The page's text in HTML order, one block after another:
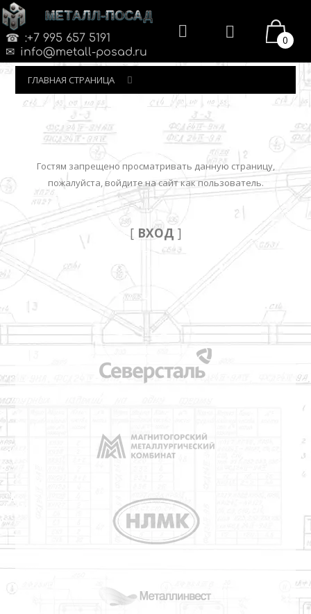
МЕТАЛЛ-ПОСАД
:+7 995 657 5191
info@metall-posad.ru
0
ГЛАВНАЯ СТРАНИЦА
Гостям запрещено просматривать данную страницу,
пожалуйста, войдите на сайт как пользователь.
[ ВХОД ]